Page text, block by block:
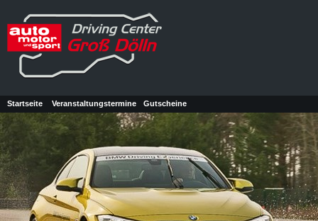
Startseite Veranstaltungstermine Gutscheine